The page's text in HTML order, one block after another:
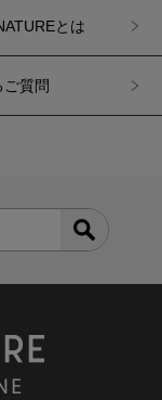
とは
ご質問